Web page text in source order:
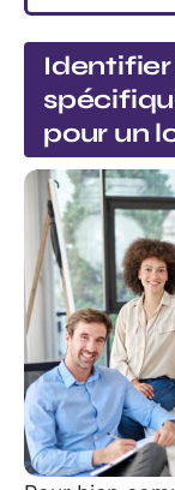
Identifier
pour un